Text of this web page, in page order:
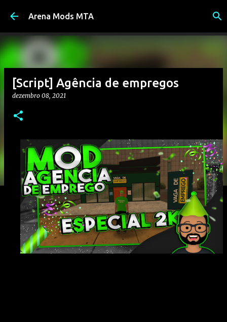
Pular para o conteúdo principal
Arena Mods MTA
[Script] Agência de empregos
dezembro 08, 2021